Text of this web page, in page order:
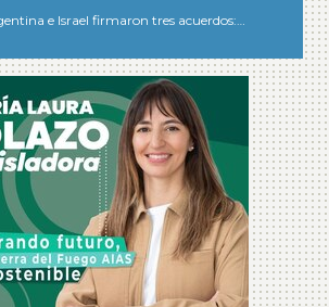
e Israel firmaron tres acuerdos:…